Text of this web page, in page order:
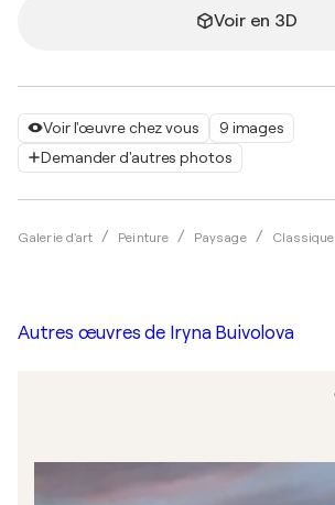
Voir l'œuvre chez vous
9 images
Demander d'autres photos
Galerie d'art Peinture Paysage Classique
Voir en 3D
Autres œuvres de Iryna Buivolova